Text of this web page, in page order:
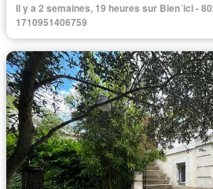
Il y a 2 semaines, 19 heures sur Bien´ici -
1710951406759